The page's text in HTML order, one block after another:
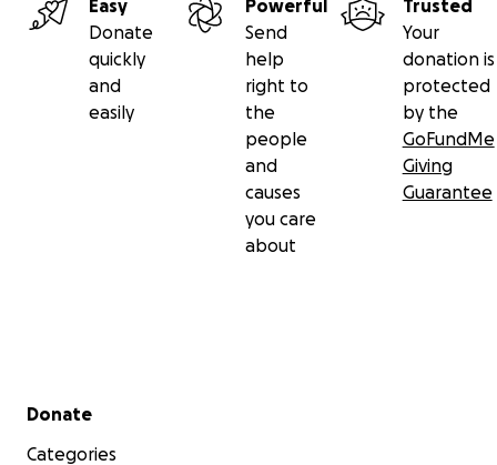
Easy
Donate
quickly
and
easily
Powerful
Send
help
right to
the
people
and
causes
you care
about
Trusted
Your
donation is
protected
by the
GoFundMe
Giving
Guarantee
Secondary menu
Donate
Categories